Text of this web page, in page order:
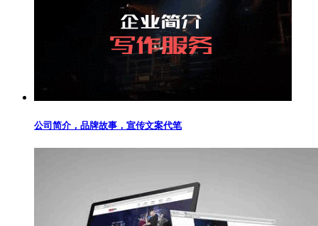
公司简介，品牌故事，宣传文案代笔